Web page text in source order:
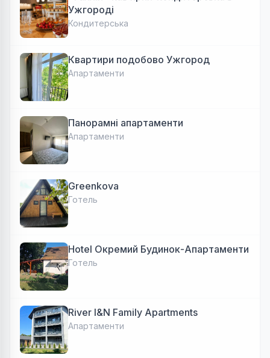
Ужгороді
Кондитерська
Квартири подобово Ужгород
Апартаменти
Панорамні апартаменти
Апартаменти
Greenkova
Готель
Hotel Окремий Будинок-Апартаменти
Готель
River I&N Family Apartments
Апартаменти